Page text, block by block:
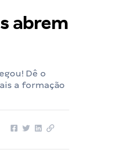
abrem
Dê o
a formação